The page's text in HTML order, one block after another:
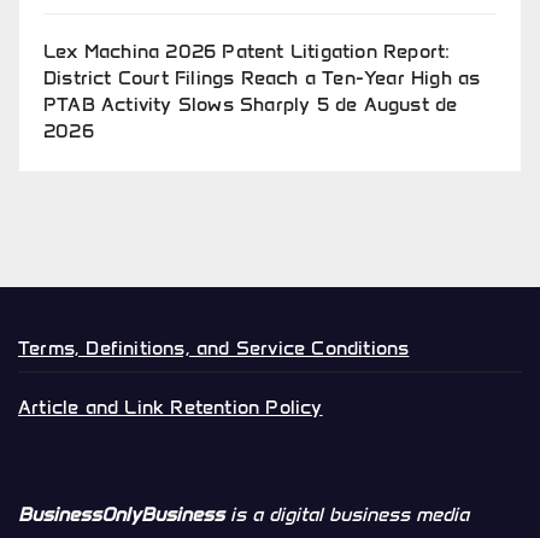
Lex Machina 2026 Patent Litigation Report:
District Court Filings Reach a Ten-Year High as
PTAB Activity Slows Sharply 5 de August de
2026
Terms, Definitions, and Service Conditions
Article and Link Retention Policy
BusinessOnlyBusinessis a digital business media